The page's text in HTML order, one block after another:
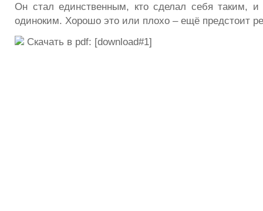
Он стал единственным, кто сделал себя таким, и
одиноким. Хорошо это или плохо – ещё предстоит
Скачать в pdf: [download#1]